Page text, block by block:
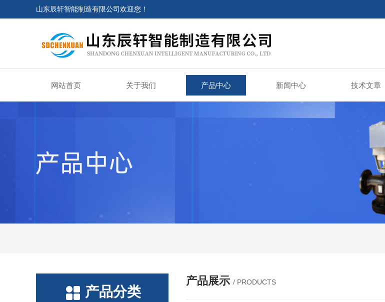
山东辰轩智能制造有限公司欢迎您！
网站首页 关于我们 产品中心 新闻中心 技术文章
产品分类
产品展示 / PRODUCTS